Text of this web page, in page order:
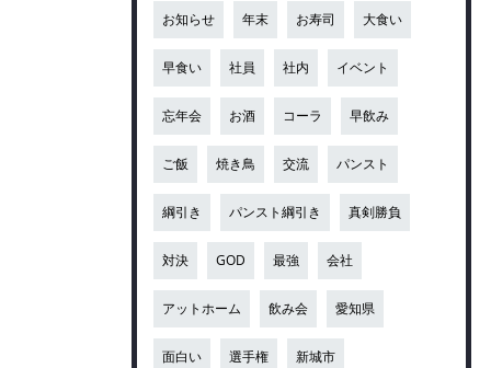
お知らせ 年末 お寿司 大食い
早食い 社員 社内 イベント
忘年会 お酒 コーラ 早飲み
ご飯 焼き鳥 交流 パンスト
綱引き パンスト綱引き 真剣勝負
対決 GOD 最強 会社
アットホーム 飲み会 愛知県
面白い 選手権 新城市